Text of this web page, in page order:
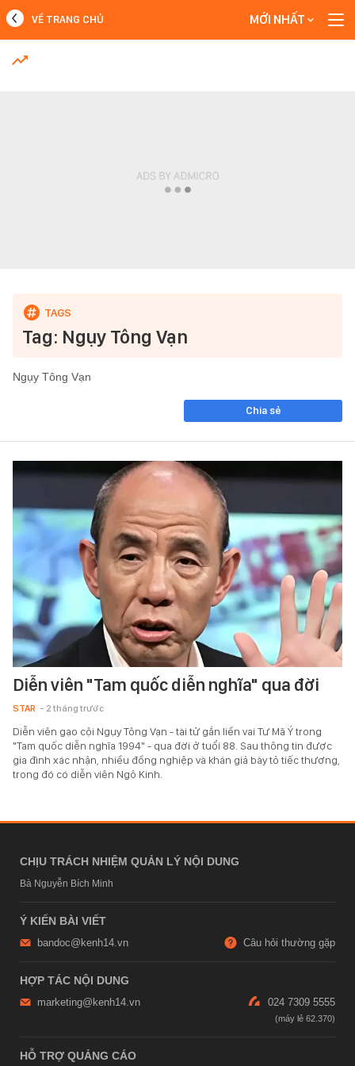
MỚI NHẤT
VỀ TRANG CHỦ MỚI NHẤT
Tag: Ngụy Tông Vạn
Ngụy Tông Vạn
Chia sẻ
Diễn viên "Tam quốc diễn nghĩa" qua đời
STAR - 2 tháng trước
Diễn viên gạo cội Ngụy Tông Vạn - tài tử gắn liền vai Tư Mã Ý trong
"Tam quốc diễn nghĩa 1994" - qua đời ở tuổi 88. Sau thông tin được
gia đình xác nhận, nhiều đồng nghiệp và khán giả bày tỏ tiếc thương,
trong đó có diễn viên Ngô Kinh.
CHỊU TRÁCH NHIỆM QUẢN LÝ NỘI DUNG
Bà Nguyễn Bích Minh
Ý KIẾN BÀI VIẾT
bandoc@kenh14.vn Câu hỏi thường gặp
HỢP TÁC NỘI DUNG
marketing@kenh14.vn 024 7309 5555
HỖ TRỢ QUẢNG CÁO